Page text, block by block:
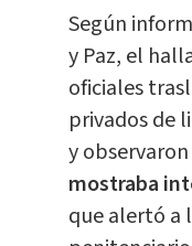
Según
y Paz, el
oficiales
privados de
y
mostraba
que alertó a